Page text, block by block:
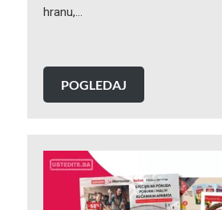
hranu,…
POGLEDAJ